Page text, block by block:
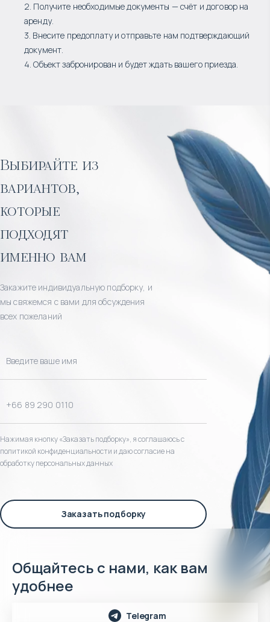
2. Получите необходимые документы — счёт и договор на
аренду.
3. Внесите предоплату и отправьте нам подтверждающий
документ.
4. Объект забронирован и будет ждать вашего приезда.
Выбирайте из
вариантов,
которые
подходят
именно вам
Закажите индивидуальную подборку, и
мы свяжемся с вами для обсуждения
всех пожеланий
Нажимая кнопку «Заказать подборку», я соглашаюсь с
политикой конфиденциальности и даю согласие на
обработку персональных данных
Заказать подборку
Общайтесь с нами, как вам
удобнее
Telegram